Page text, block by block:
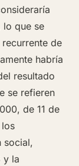
lo que se
de
habría
resultado
se refieren
de 11 de
social,
y la